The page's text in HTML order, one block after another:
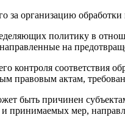
за организацию
политику в
на
контроля
правовым актам,
быть причинен
и принимаемых мер,